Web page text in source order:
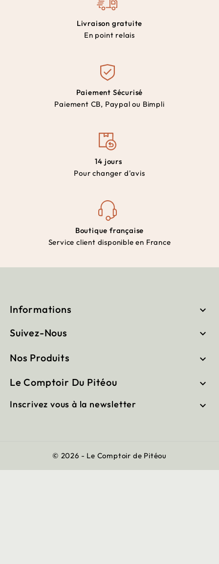
Livraison gratuite
En point relais
Paiement Sécurisé
Paiement CB, Paypal ou Bimpli
14 jours
Pour changer d'avis
Boutique française
Service client disponible en France
Informations 
Suivez-Nous 
Nos Produits 
Le Comptoir Du Pitéou 
Inscrivez vous à la newsletter 
© 2026 - Le Comptoir de Pitéou